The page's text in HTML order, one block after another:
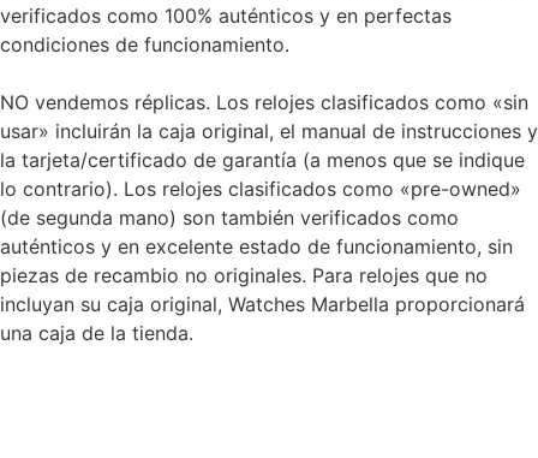
verificados como 100% auténticos y en perfectas
condiciones de funcionamiento.
NO vendemos réplicas. Los relojes clasificados como «sin
usar» incluirán la caja original, el manual de instrucciones y
la tarjeta/certificado de garantía (a menos que se indique
lo contrario). Los relojes clasificados como «pre-owned»
(de segunda mano) son también verificados como
auténticos y en excelente estado de funcionamiento, sin
piezas de recambio no originales. Para relojes que no
incluyan su caja original, Watches Marbella proporcionará
una caja de la tienda.